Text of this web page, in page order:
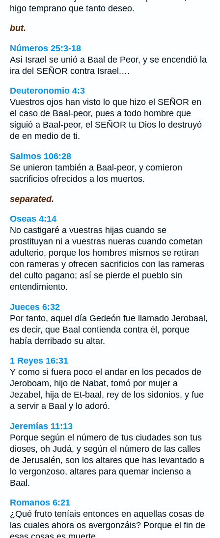
higo temprano que tanto deseo.
but.
Números 25:3-18
Así Israel se unió a Baal de Peor, y se encendió la
ira del SEÑOR contra Israel.…
Deuteronomio 4:3
Vuestros ojos han visto lo que hizo el SEÑOR en
el caso de Baal-peor, pues a todo hombre que
siguió a Baal-peor, el SEÑOR tu Dios lo destruyó
de en medio de ti.
Salmos 106:28
Se unieron también a Baal-peor, y comieron
sacrificios ofrecidos a los muertos.
separated.
Oseas 4:14
No castigaré a vuestras hijas cuando se
prostituyan ni a vuestras nueras cuando cometan
adulterio, porque los hombres mismos se retiran
con rameras y ofrecen sacrificios con las rameras
del culto pagano; así se pierde el pueblo sin
entendimiento.
Jueces 6:32
Por tanto, aquel día Gedeón fue llamado Jerobaal,
es decir, que Baal contienda contra él, porque
había derribado su altar.
1 Reyes 16:31
Y como si fuera poco el andar en los pecados de
Jeroboam, hijo de Nabat, tomó por mujer a
Jezabel, hija de Et-baal, rey de los sidonios, y fue
a servir a Baal y lo adoró.
Jeremías 11:13
Porque según el número de tus ciudades son tus
dioses, oh Judá, y según el número de las calles
de Jerusalén, son los altares que has levantado a
lo vergonzoso, altares para quemar incienso a
Baal.
Romanos 6:21
¿Qué fruto teníais entonces en aquellas cosas de
las cuales ahora os avergonzáis? Porque el fin de